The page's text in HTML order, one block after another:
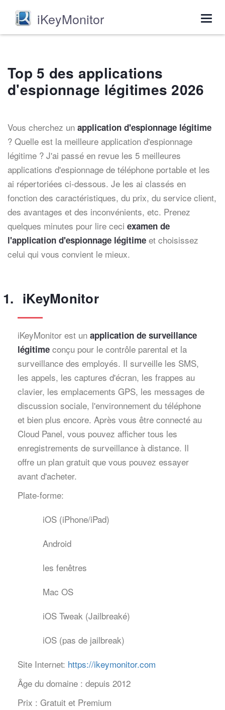
iKeyMonitor
Top 5 des applications
d'espionnage légitimes 2026
Vous cherchez un application d'espionnage légitime
? Quelle est la meilleure application d'espionnage
légitime ? J'ai passé en revue les 5 meilleures
applications d'espionnage de téléphone portable et les
ai répertoriées ci-dessous. Je les ai classés en
fonction des caractéristiques, du prix, du service client,
des avantages et des inconvénients, etc. Prenez
quelques minutes pour lire ceci examen de
l'application d'espionnage légitime et choisissez
celui qui vous convient le mieux.
iKeyMonitor
iKeyMonitor est un application de surveillance
légitime conçu pour le contrôle parental et la
surveillance des employés. Il surveille les SMS,
les appels, les captures d'écran, les frappes au
clavier, les emplacements GPS, les messages de
discussion sociale, l'environnement du téléphone
et bien plus encore. Après vous être connecté au
Cloud Panel, vous pouvez afficher tous les
enregistrements de surveillance à distance. Il
offre un plan gratuit que vous pouvez essayer
avant d'acheter.
Plate-forme:
iOS (iPhone/iPad)
Android
les fenêtres
Mac OS
iOS Tweak (Jailbreaké)
iOS (pas de jailbreak)
Site Internet: https://ikeymonitor.com
Âge du domaine : depuis 2012
Prix : Gratuit et Premium